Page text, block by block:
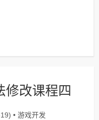
修改课程四
• 游戏开发